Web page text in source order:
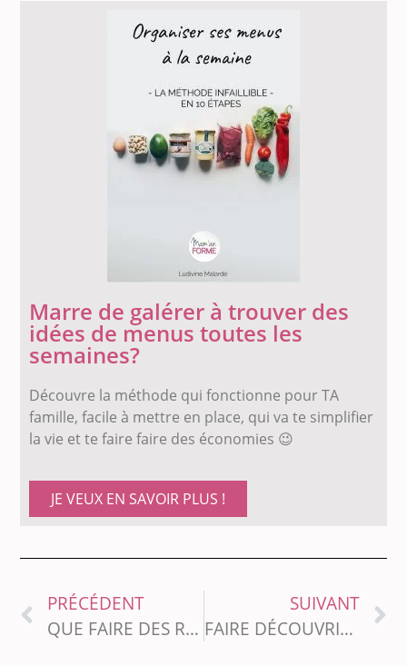
Marre de galérer à trouver des
idées de menus toutes les
semaines?
Découvre la méthode qui fonctionne pour TA
famille, facile à mettre en place, qui va te simplifier
la vie et te faire faire des économies 😉
JE VEUX EN SAVOIR PLUS !
PRÉCÉDENT
QUE FAIRE DES RESTES DE CHOCOLAT DE PÂQUES ?
SUIVANT
FAIRE DÉCOUVRIR LE GOÛT ET LA GASTRONOMIE AUX ENFANTS SANS PRISE DE TÊTE